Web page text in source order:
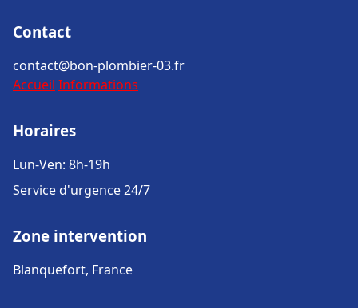
Contact
contact@bon-plombier-03.fr
Accueil Informations
Horaires
Lun-Ven: 8h-19h
Service d'urgence 24/7
Zone intervention
Blanquefort, France